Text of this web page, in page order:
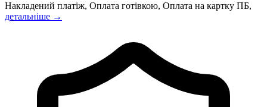
Накладений платіж, Оплата готівкою, Оплата на картку ПБ,
детальніше →